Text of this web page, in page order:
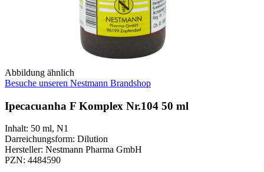
Abbildung ähnlich
Besuche unseren Nestmann Brandshop
Ipecacuanha F Komplex Nr.104 50 ml
Inhalt: 50 ml, N1
Darreichungsform: Dilution
Hersteller: Nestmann Pharma GmbH
PZN: 4484590